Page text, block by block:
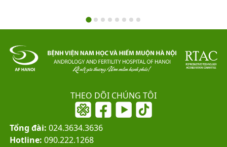
THEO DÕI CHÚNG TÔI
Tổng đài: 024.3634.3636
Hotline: 090.222.1268